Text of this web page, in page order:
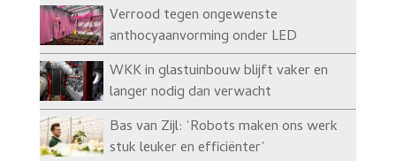
Verrood tegen ongewenste
anthocyaanvorming onder LED
WKK in glastuinbouw blijft vaker en
langer nodig dan verwacht
Bas van Zijl: ‘Robots maken ons werk
stuk leuker en efficiënter’